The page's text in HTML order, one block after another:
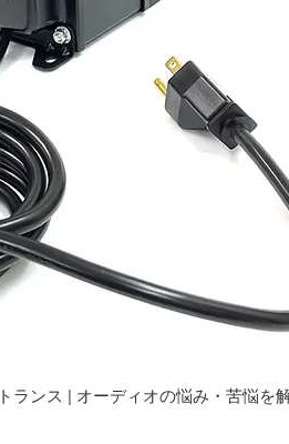
ランス | オーディオの悩み・苦悩を